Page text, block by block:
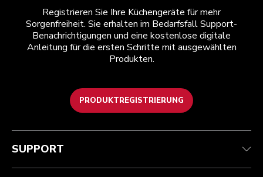
Registrieren Sie Ihre Küchengeräte für mehr
Sorgenfreiheit. Sie erhalten im Bedarfsfall Support-
Benachrichtigungen und eine kostenlose digitale
Anleitung für die ersten Schritte mit ausgewählten
Produkten.
PRODUKTREGISTRIERUNG
Kundenservice
Garantie und Dokumente
Kontaktieren Sie uns.
Teilnahmebedingungen
Rückgaben und Erstattungen
Impressum
ODR
Die Marke
Händlersuche
SUPPORT